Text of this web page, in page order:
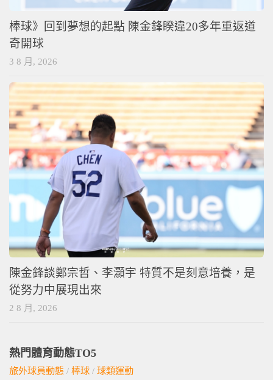
棒球》回到夢想的起點 陳金鋒睽違20多年重返道
奇開球
3 8 月, 2026
陳金鋒談鄭宗哲、李灝宇 特質不是刻意培養，是
從努力中展現出來
2 8 月, 2026
熱門體育動態TO5
旅外球員動態 / 棒球 / 球類運動